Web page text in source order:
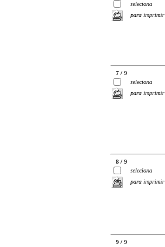
seleciona
para imprimir
7 / 9
seleciona
para imprimir
8 / 9
seleciona
para imprimir
9 / 9